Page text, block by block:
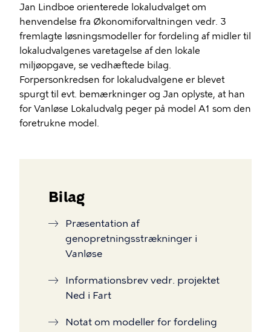
Jan Lindboe orienterede lokaludvalget om
henvendelse fra Økonomiforvaltningen vedr. 3
fremlagte løsningsmodeller for fordeling af midler til
lokaludvalgenes varetagelse af den lokale
miljøopgave, se vedhæftede bilag.
Forpersonkredsen for lokaludvalgene er blevet
spurgt til evt. bemærkninger og Jan oplyste, at han
for Vanløse Lokaludvalg peger på model A1 som den
foretrukne model.
Bilag
Præsentation af
genopretningsstrækninger i
Vanløse
Informationsbrev vedr. projektet
Ned i Fart
Notat om modeller for fordeling